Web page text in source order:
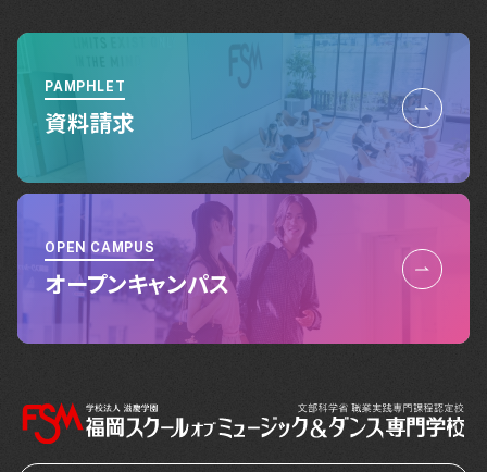
PAMPHLET
資料請求
OPEN CAMPUS
オープンキャンパス